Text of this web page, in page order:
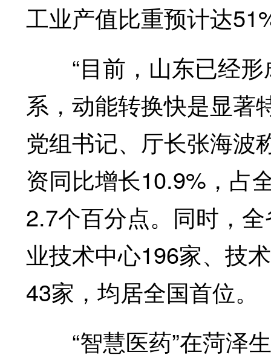
工业产值比重预计达
“目前，山东已经形
系，动能转换快是显著
党组书记、厅长张海波
资同比增长10.9%，占
2.7个百分点。同时，
业技术中心196家、技
43家，均居全国首位。
“智慧医药”在菏泽生